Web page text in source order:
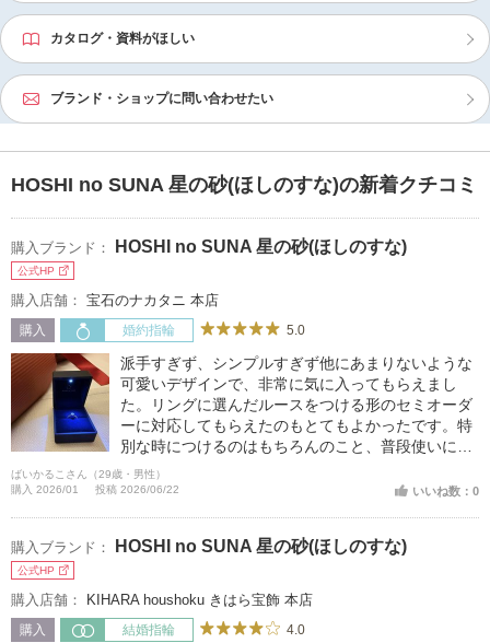
カタログ・資料がほしい
ブランド・ショップに問い合わせたい
HOSHI no SUNA 星の砂(ほしのすな)の新着クチコミ
購入ブランド： HOSHI no SUNA 星の砂(ほしのすな)
公式HP
購入店舗： 宝石のナカタニ 本店
購入 婚約指輪 5.0
派手すぎず、シンプルすぎず他にあまりないような
可愛いデザインで、非常に気に入ってもらえまし
た。リングに選んだルースをつける形のセミオーダ
ーに対応してもらえたのもとてもよかったです。特
別な時につけるのはもちろんのこと、普段使いにも
使えると思います。
ばいかるこさん（29歳・男性）
購入 2026/01
投稿 2026/06/22 いいね数：0
購入ブランド： HOSHI no SUNA 星の砂(ほしのすな)
公式HP
購入店舗： KIHARA houshoku きはら宝飾 本店
購入 結婚指輪 4.0